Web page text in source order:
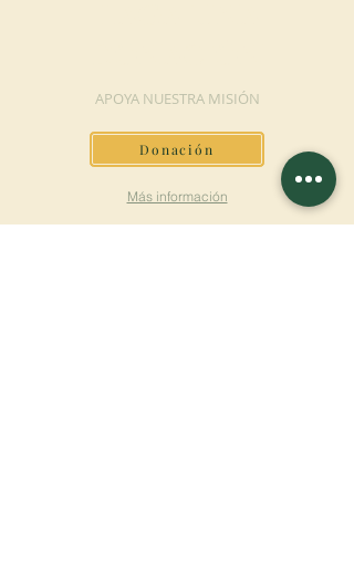
APOYA NUESTRA MISIÓN
Donación
Más información